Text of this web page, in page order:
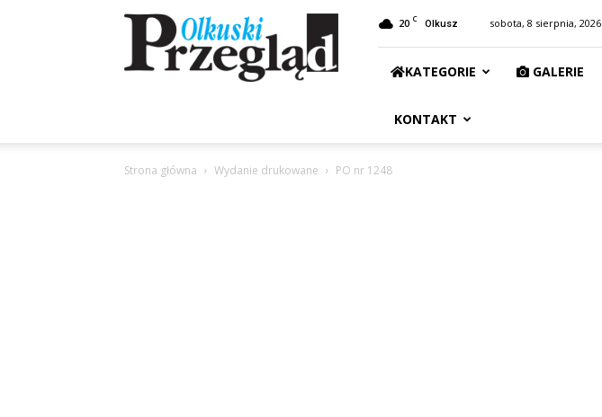
Przegląd
Olkuski
20 C Olkusz sobota, 8 sierpnia, 2026
KATEGORIE GALERIE
KONTAKT
Strona główna Wydanie drukowane PO nr 1248